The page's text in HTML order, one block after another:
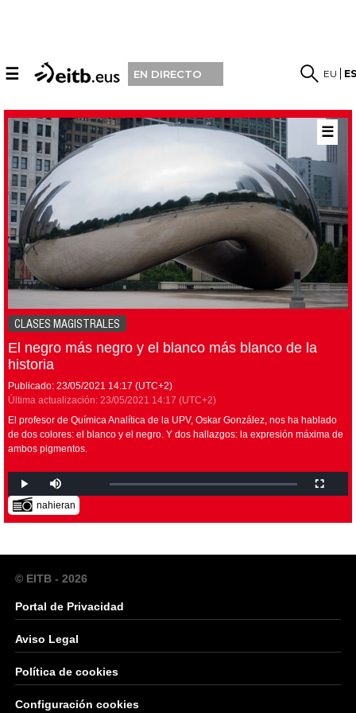
☰ EN DIRECTO EU
☰
CLASES MAGISTRALES
El negro más negro y el blanco más blanco de la
historia
Publicado: 23/05/2021 14:17 (UTC+2)
Última actualización: 23/05/2021 14:17 (UTC+2)
El profesor de Química Analítica de la UPV, Oskar González, nos ha hablado
de dos colores: el blanco y el negro. Y dos hallazgos: la expresión máxima de
ambos pigmentos.
nahieran
© EITB - 2026
Portal de Privacidad
Aviso Legal
Política de cookies
Configuración cookies